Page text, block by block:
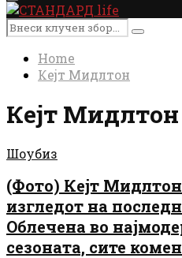
Primary
Menu
Search
for:
Search
Home
Кејт Мидлтон
Кејт Мидлтон
Шоубиз
(Фото) Кејт
изгледот на
Облечена во
сезоната, сите